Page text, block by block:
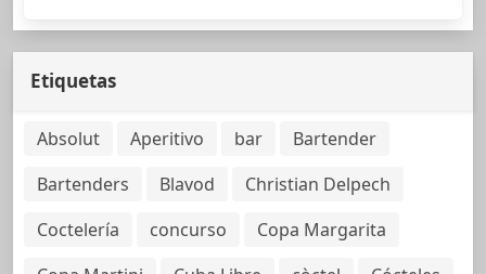
Etiquetas
Absolut Aperitivo bar
Bartender
Bartenders
Blavod
Christian Delpech
Coctelería
concurso
Copa Margarita